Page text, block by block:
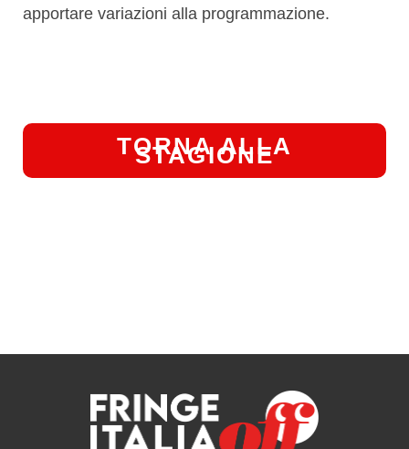
apportare variazioni alla programmazione.
TORNA ALLA
STAGIONE